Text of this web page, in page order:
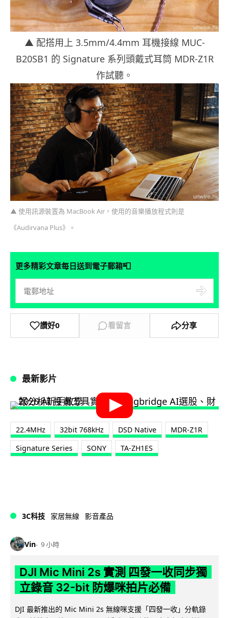
▲ 配搭用上 3.5mm/4.4mm 耳機接線 MUC-
B20SB1 的 Signature 系列頭戴式耳筒 MDR-Z1R
作試聽。
▲ 使用訊源裝置為 MacBook Air，使用的音樂播放程式則是
《Audirvana Plus》。
更多精彩文章每日送到電子郵箱📮
讚好0 看留言 分享
最新影片
22.4MHz 32bit 768kHz DSD Native
MDR-Z1R
Signature Series
SONY TA-ZH1ES
3C科技 家居無線 影音產品
Vin 9 小時
DJI Mic Mini 2s 實測 四發一收同步獨
立錄音 32-bit 防爆咪拍片必備
DJI 最新推出的 Mic Mini 2s 無線咪支援「四發一收」分軌錄